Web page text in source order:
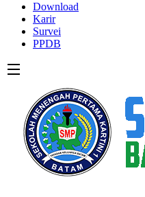
Download
Karir
Survei
PPDB